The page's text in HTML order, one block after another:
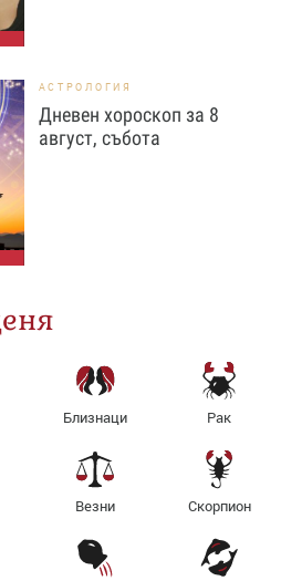
АСТРОЛОГИЯ
Дневен хороскоп за 8
август, събота
Близнаци Рак
Везни Скорпион